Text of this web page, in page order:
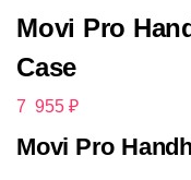
Movi Pro
Case
7 955 ₽
Movi Pro